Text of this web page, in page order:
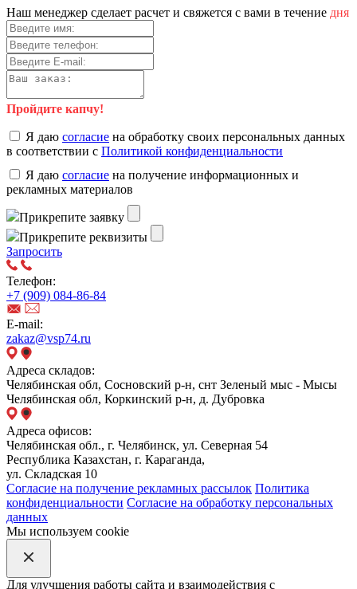
Наш менеджер сделает расчет и свяжется с вами в течение дня
Пройдите капчу!
Я даю согласие на обработку своих персональных данных
в соответствии с Политикой конфиденциальности
Я даю согласие на получение информационных и
рекламных материалов
Прикрепите заявку
Прикрепите реквизиты
Запросить
Телефон:
+7 (909) 084-86-84
E-mail:
zakaz@vsp74.ru
Адреса складов:
Челябинская обл, Сосновский р-н, снт Зеленый мыс - Мысы
Челябинская обл, Коркинский р-н, д. Дубровка
Адреса офисов:
Челябинская обл., г. Челябинск, ул. Северная 54
Республика Казахстан, г. Караганда,
ул. Складская 10
Согласие на получение рекламных рассылок Политика
конфиденциальности Согласие на обработку персональных
данных
Мы используем cookie
Для улучшения работы сайта и взаимодействия с